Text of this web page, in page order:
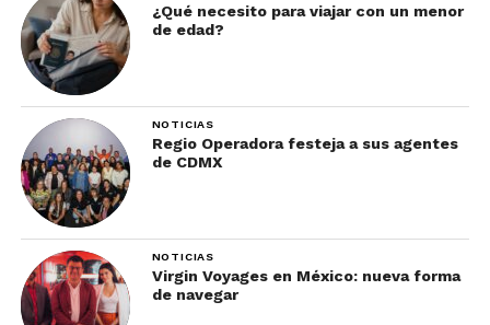
¿Qué necesito para viajar con un menor
de edad?
NOTICIAS
Regio Operadora festeja a sus agentes
de CDMX
NOTICIAS
Virgin Voyages en México: nueva forma
de navegar